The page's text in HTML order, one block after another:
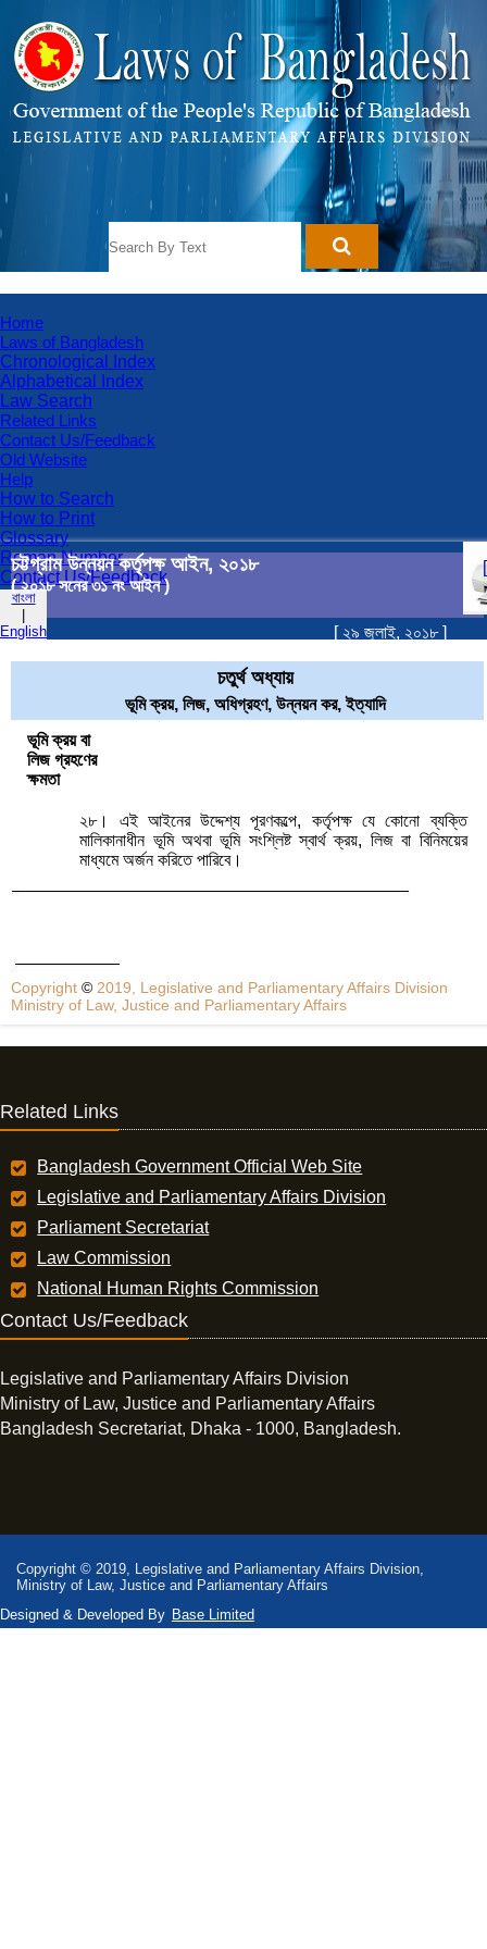
Toggle
navigation
Home
Laws of Bangladesh
Chronological Index
Alphabetical Index
Law Search
Related Links
Contact Us/Feedback
Old Website
Help
How to Search
How to Print
Glossary
Roman Number
Contact Us/Feedback
বাংলা
English
চট্টগ্রাম উন্নয়ন কর্তৃপক্ষ আইন, ২০১৮
( ২০১৮ সনের ৩১ নং আইন )
[ ২৯ জুলাই, ২০১৮ ]
চতুর্থ অধ্যায়
ভূমি ক্রয়, লিজ, অধিগ্রহণ, উন্নয়ন কর, ইত্যাদি
ভূমি ক্রয় বা
লিজ গ্রহণের
ক্ষমতা
২৮। এই আইনের উদ্দেশ্য পূরণকল্পে, কর্তৃপক্ষ যে কোনো ব্যক্তি
মালিকানাধীন ভূমি অথবা ভূমি সংশ্লিষ্ট স্বার্থ ক্রয়, লিজ বা বিনিময়ের
মাধ্যমে অর্জন করিতে পারিবে।
Copyright © 2019, Legislative and Parliamentary Affairs Division
Ministry of Law, Justice and Parliamentary Affairs
Related Links
Bangladesh Government Official Web Site
Legislative and Parliamentary Affairs Division
Parliament Secretariat
Law Commission
National Human Rights Commission
Contact Us/Feedback
Legislative and Parliamentary Affairs Division
Ministry of Law, Justice and Parliamentary Affairs
Bangladesh Secretariat, Dhaka - 1000, Bangladesh.
Copyright © 2019, Legislative and Parliamentary Affairs Division,
Ministry of Law, Justice and Parliamentary Affairs
Designed & Developed By Base Limited